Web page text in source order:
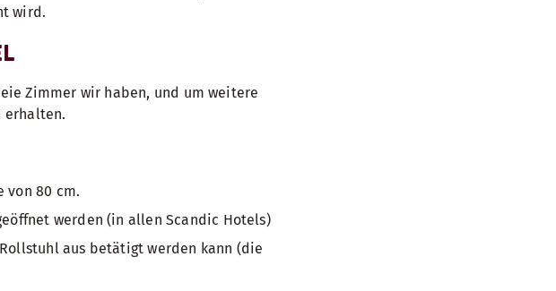
wird.
Zimmer wir haben, und um weitere
erhalten.
von 80 cm.
werden (in allen Scandic Hotels)
aus betätigt werden kann (die